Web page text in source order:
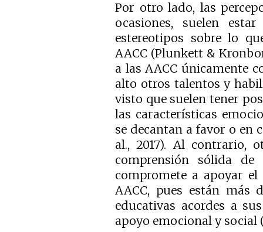
Por otro lado, las
ocasiones, suelen
estereotipos sobre lo
AACC (Plunkett &
a las AACC únicamente
alto otros talentos y
visto que suelen tener
las características
se decantan a favor o en
al., 2017). Al contrario,
comprensión sólida
compromete a apoyar
AACC, pues están más
educativas acordes a
apoyo emocional y social